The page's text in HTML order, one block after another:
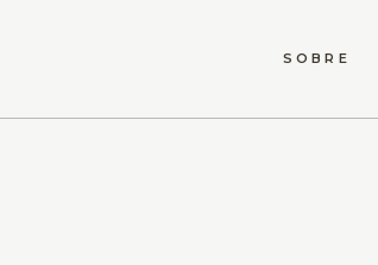
SOBRE